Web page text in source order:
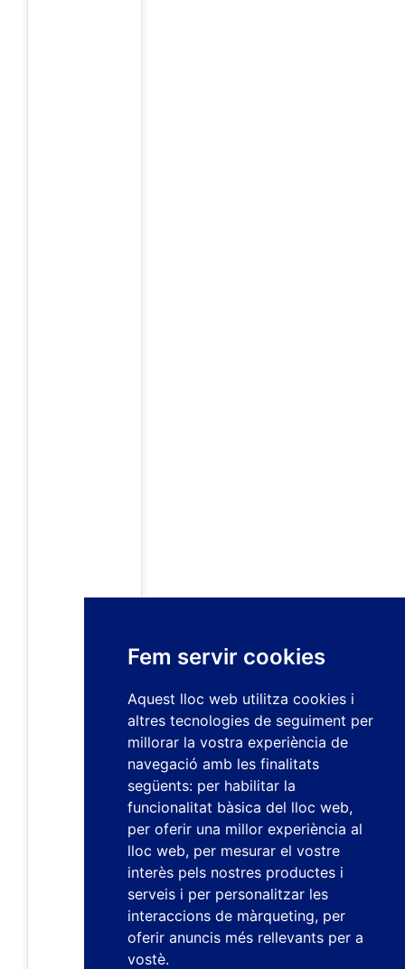
Fem servir cookies
Aquest lloc web utilitza cookies i
altres tecnologies de seguiment per
millorar la vostra experiència de
navegació amb les finalitats
següents: per habilitar la
funcionalitat bàsica del lloc web,
per oferir una millor experiència al
lloc web, per mesurar el vostre
interès pels nostres productes i
serveis i per personalitzar les
interaccions de màrqueting, per
oferir anuncis més rellevants per a
vostè.